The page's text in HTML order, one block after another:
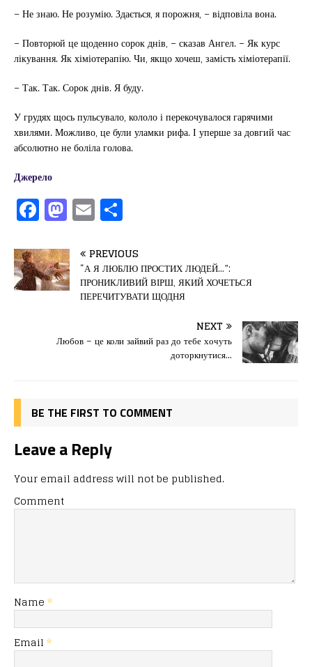
– Не знаю. Не розумію. Здається, я порожня, – відповіла вона.
– Повторюй це щоденно сорок днів, – сказав Ангел. – Як курс
лікування. Як хіміотерапію. Чи, якщо хочеш, замість хіміотерапії.
– Так. Так. Сорок днів. Я буду.
У грудях щось пульсувало, кололо і перекочувалося гарячими
хвилями. Можливо, це були уламки рифа. І уперше за довгий час
абсолютно не боліла голова.
Джерело
F
a
c
e
b
M
a
st
o
d
n
E
m
ai
l
іл
и
т
я
PREVIOUS
“А Я ЛЮБЛЮ ПРОСТИХ ЛЮДЕЙ…”:
ПРОНИКЛИВИЙ ВІРШ, ЯКИЙ ХОЧЕТЬСЯ
ПЕРЕЧИТУВАТИ ЩОДНЯ
NEXT
Любов – це коли зайвий раз до тебе хочуть
доторкнутися…
BE THE FIRST TO COMMENT
Leave a Reply
Your email address will not be published.
Comment
Name *
Email *